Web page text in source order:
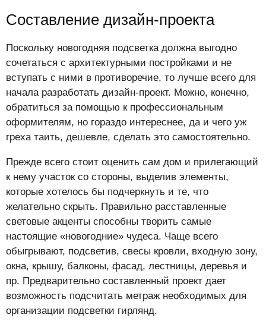
Составление дизайн-проекта
Поскольку новогодняя подсветка должна выгодно
сочетаться с архитектурными постройками и не
вступать с ними в противоречие, то лучше всего для
начала разработать дизайн-проект. Можно, конечно,
обратиться за помощью к профессиональным
оформителям, но гораздо интереснее, да и чего уж
греха таить, дешевле, сделать это самостоятельно.
Прежде всего стоит оценить сам дом и прилегающий
к нему участок со стороны, выделив элементы,
которые хотелось бы подчеркнуть и те, что
желательно скрыть. Правильно расставленные
световые акценты способны творить самые
настоящие «новогодние» чудеса. Чаще всего
обыгрывают, подсветив, свесы кровли, входную зону,
окна, крышу, балконы, фасад, лестницы, деревья и
пр. Предварительно составленный проект дает
возможность подсчитать метраж необходимых для
организации подсветки гирлянд.